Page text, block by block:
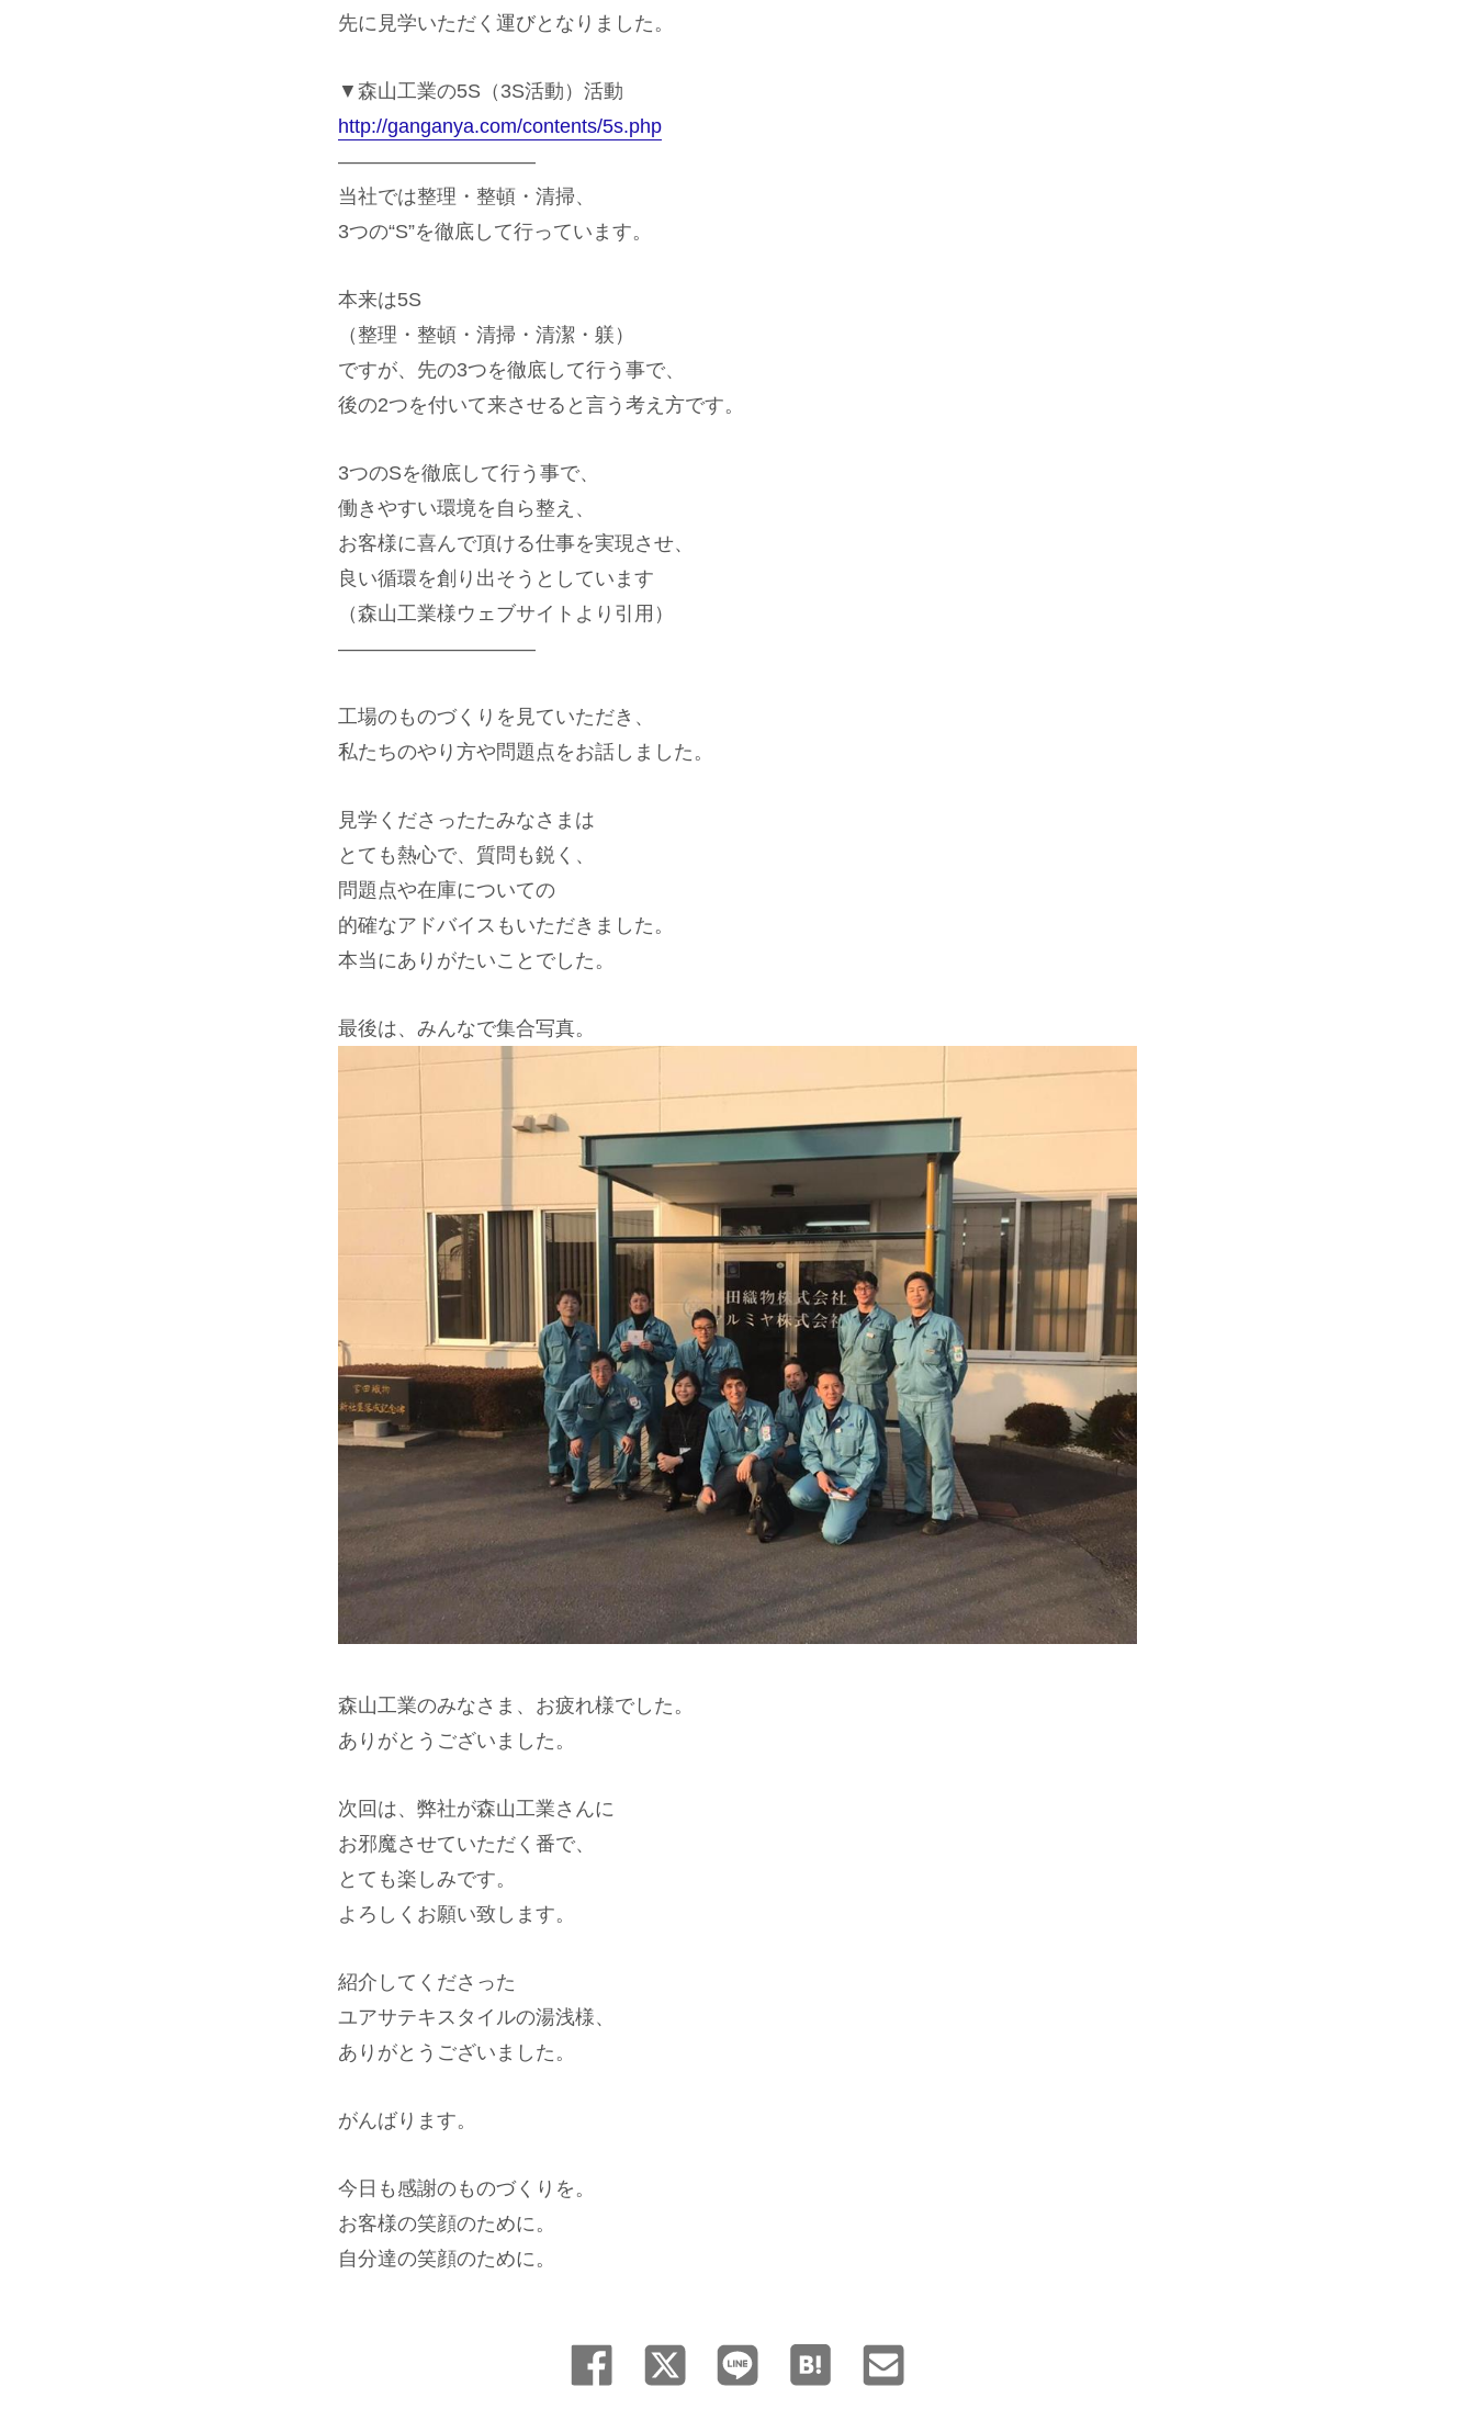
先に見学いただく運びとなりました。
▼森山工業の5S（3S活動）活動
http://ganganya.com/contents/5s.php
——————————
当社では整理・整頓・清掃、
3つの“S”を徹底して行っています。
本来は5S
（整理・整頓・清掃・清潔・躾）
ですが、先の3つを徹底して行う事で、
後の2つを付いて来させると言う考え方です。
3つのSを徹底して行う事で、
働きやすい環境を自ら整え、
お客様に喜んで頂ける仕事を実現させ、
良い循環を創り出そうとしています
（森山工業様ウェブサイトより引用）
——————————
工場のものづくりを見ていただき、
私たちのやり方や問題点をお話しました。
見学くださったたみなさまは
とても熱心で、質問も鋭く、
問題点や在庫についての
的確なアドバイスもいただきました。
本当にありがたいことでした。
最後は、みんなで集合写真。
森山工業のみなさま、お疲れ様でした。
ありがとうございました。
次回は、弊社が森山工業さんに
お邪魔させていただく番で、
とても楽しみです。
よろしくお願い致します。
紹介してくださった
ユアサテキスタイルの湯浅様、
ありがとうございました。
がんばります。
今日も感謝のものづくりを。
お客様の笑顔のために。
自分達の笑顔のために。